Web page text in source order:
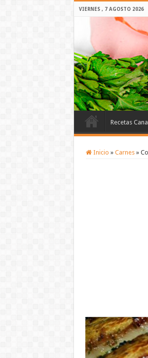
VIERNES , 7 AGOSTO 2026
Recetas
Inicio » Carnes »